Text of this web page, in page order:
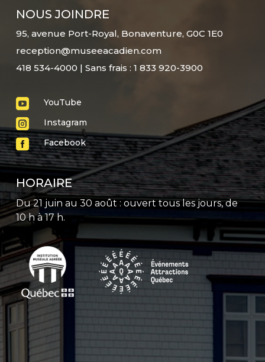
NOUS JOINDRE
95, avenue Port-Royal, Bonaventure, G0C 1E0
reception@museeacadien.com
418 534-4000 | Sans frais : 1 833 920-3900
 YouTube
 Instagram
 Facebook
HORAIRE
Du 21 juin au 30 août : ouvert tous les jours, de
10 h à 17 h.